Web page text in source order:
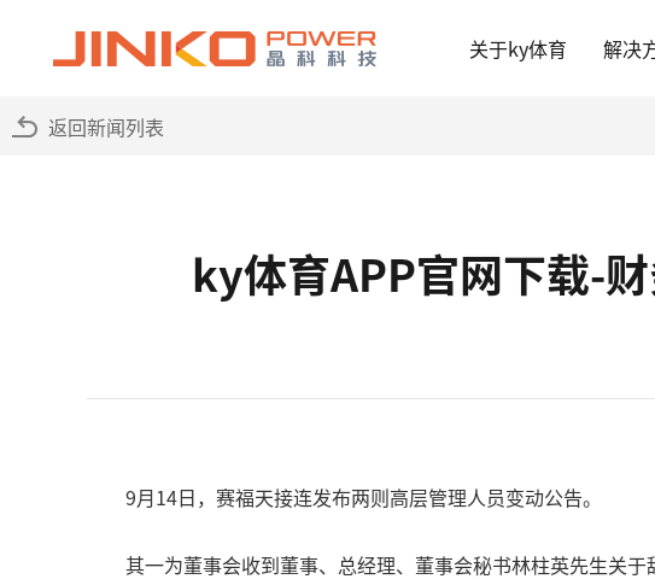
关于ky体育 解决
返回新闻列表
ky体育APP官网下载-
9月14日，赛福天接连发布两则高层管理人员变动公告。
其一为董事会收到董事、总经理、董事会秘书林柱英先生关